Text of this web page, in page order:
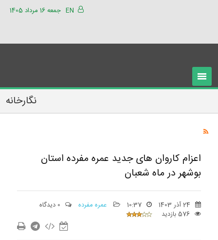
جمعه 16 مرداد 1405 EN
نگارخانه
اعزام کاروان های جدید عمره مفرده استان
بوشهر در ماه شعبان
24 آذر 1403 10:37 عمره مفرده
0 دیدگاه
576 بازدید